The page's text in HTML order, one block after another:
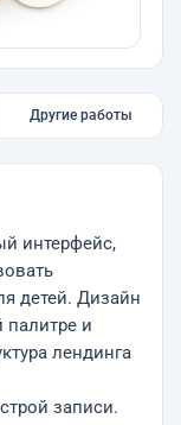
Другие работы
интерфейс,
детей. Дизайн
палитре и
лендинга
записи.